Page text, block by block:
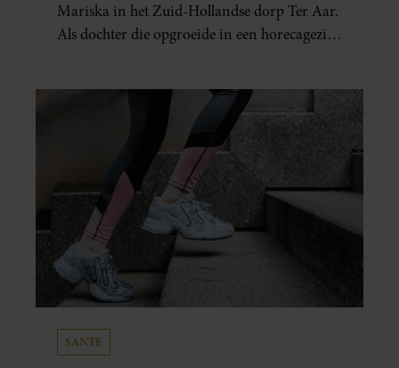
Mariska in het Zuid-Hollandse dorp Ter Aar.
Als dochter die opgroeide in een horecagezin
SANTE